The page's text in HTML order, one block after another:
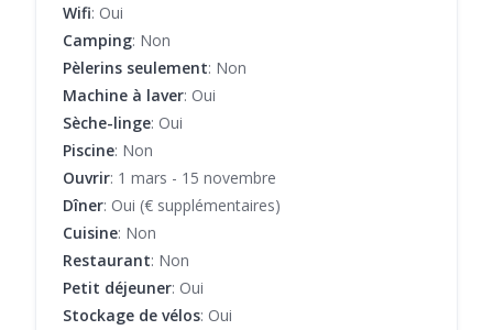
Wifi: Oui
Camping: Non
Pèlerins seulement: Non
Machine à laver: Oui
Sèche-linge: Oui
Piscine: Non
Ouvrir: 1 mars - 15 novembre
Dîner: Oui (€ supplémentaires)
Cuisine: Non
Restaurant: Non
Petit déjeuner: Oui
Stockage de vélos: Oui